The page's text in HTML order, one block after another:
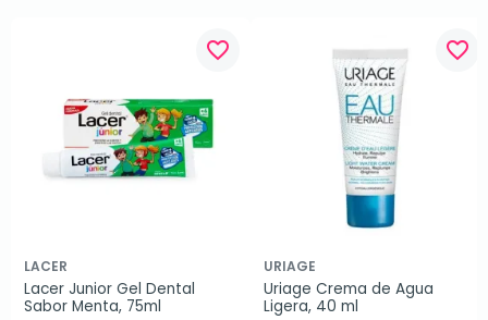
favorite_border
LACER
Lacer Junior Gel Dental
Sabor Menta, 75ml
favorite_border
URIAGE
Uriage Crema de Agua
Ligera, 40 ml